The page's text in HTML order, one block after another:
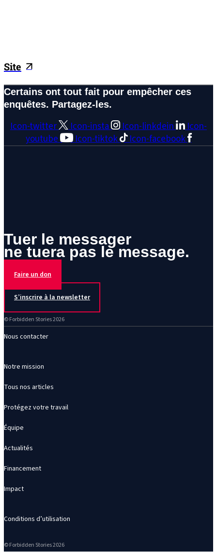
Site
Certains ont tout fait pour empêcher ces
enquêtes. Partagez-les.
Icon-twitter Icon-insta Icon-linkdein
Icon-
youtube
Icon-tiktok Icon-facebook
Tuer le messager
ne tuera pas le message.
Faire un don
S’inscrire à la newsletter
© Forbidden Stories 2026
Nous contacter
Notre mission
Tous nos articles
Protégez votre travail
Équipe
Actualités
Financement
Impact
Conditions d’utilisation
© Forbidden Stories 2026